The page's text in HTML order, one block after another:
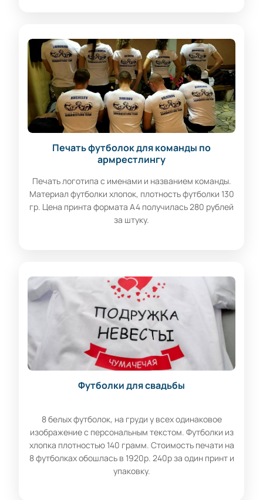
Печать футболок для команды по
армрестлингу
Печать логотипа с именами и названием команды.
Материал футболки хлопок, плотность футболки 130
гр. Цена принта формата А4 получилась 280 рублей
за штуку.
Футболки для свадьбы
8 белых футболок, на груди у всех одинаковое
изображение с персональным текстом. Футболки из
хлопка плотностью 140 грамм. Стоимость печати на
8 футболках обошлась в 1920р. 240р за один принт и
упаковку.